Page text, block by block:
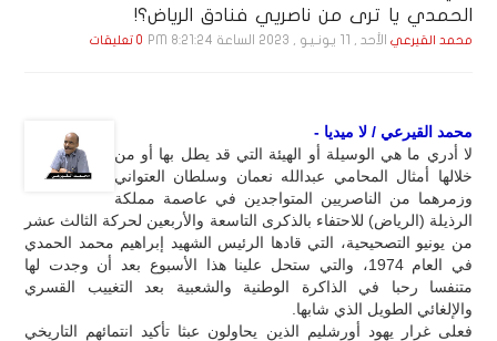
الحمدي يا ترى من ناصريي فنادق الرياض؟!
محمد القيرعي الأحد , 11 يـونـيـو , 2023 الساعة 8:21:24 PM 0 تعليقات
محمد القيرعي / لا ميديا -
لا أدري ما هي الوسيلة أو الهيئة التي قد يطل بها أو من
خلالها أمثال المحامي عبدالله نعمان وسلطان العتواني
وزمرهما من الناصريين المتواجدين في عاصمة مملكة
الرذيلة (الرياض) للاحتفاء بالذكرى التاسعة والأربعين لحركة الثالث عشر
من يونيو التصحيحية، التي قادها الرئيس الشهيد إبراهيم محمد الحمدي
في العام 1974، والتي ستحل علينا هذا الأسبوع بعد أن وجدت لها
متنفسا رحبا في الذاكرة الوطنية والشعبية بعد التغييب القسري
والإلغائي الطويل الذي شابها.
فعلى غرار يهود أورشليم الذين يحاولون عبثا تأكيد انتمائهم التاريخي